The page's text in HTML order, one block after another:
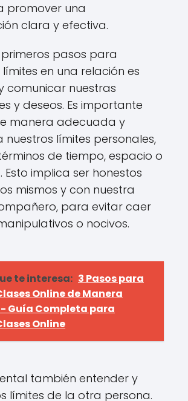
promover una
clara y efectiva.
primeros pasos para
en una relación es
comunicar nuestras
y deseos. Es importante
manera adecuada y
nuestros límites personales,
de tiempo, espacio o
Esto implica ser honestos
mismos y con nuestra
para evitar caer
o nocivos.
te interesa: 3 Pasos para
Online de Manera
Guía Completa para
Online
también entender y
límites de la otra persona.